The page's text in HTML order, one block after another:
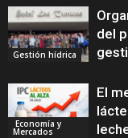
Gestión hídrica
del
Economía y
Mercados
El